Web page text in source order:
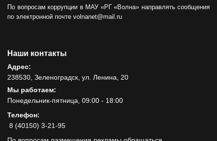
По вопросам коррупции в МАУ «РГ «Волна» направлять сообщения
по электронной почте volnanet@mail.ru
Наши контакты
Адрес:
238530, Зеленоградск, ул. Ленина, 20
Мы работаем:
Понедельник-пятница, 09:00 - 18:00
Телефон:
8 (40150) 3-21-95